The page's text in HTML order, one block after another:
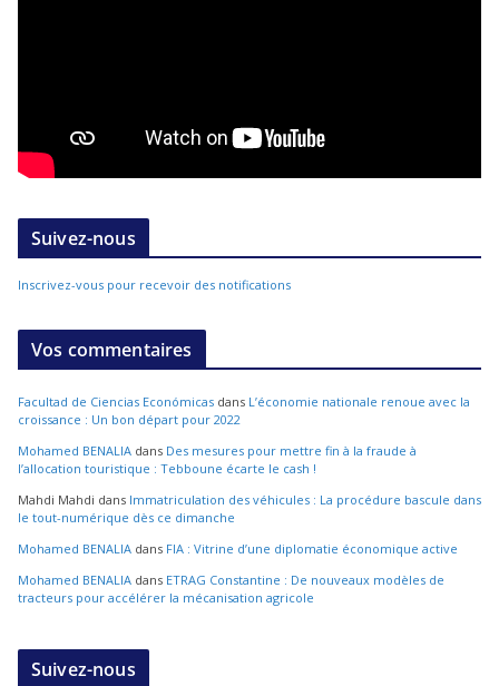
Suivez-nous
Inscrivez-vous pour recevoir des notifications
Vos commentaires
Facultad de Ciencias Económicas dans L’économie nationale renoue avec la
croissance : Un bon départ pour 2022
Mohamed BENALIA dans Des mesures pour mettre fin à la fraude à
l’allocation touristique : Tebboune écarte le cash !
Mahdi Mahdi dans Immatriculation des véhicules : La procédure bascule dans
le tout-numérique dès ce dimanche
Mohamed BENALIA dans FIA : Vitrine d’une diplomatie économique active
Mohamed BENALIA dans ETRAG Constantine : De nouveaux modèles de
tracteurs pour accélérer la mécanisation agricole
Suivez-nous